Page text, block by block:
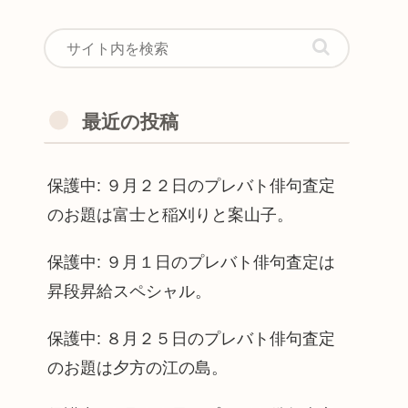
最近の投稿
保護中: ９月２２日のプレバト俳句査定
のお題は富士と稲刈りと案山子。
保護中: ９月１日のプレバト俳句査定は
昇段昇給スペシャル。
保護中: ８月２５日のプレバト俳句査定
のお題は夕方の江の島。